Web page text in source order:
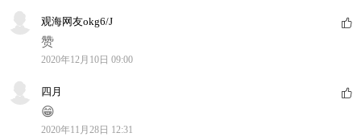
观海网友okg6/J
赞
2020年12月10日 09:00
四月
😁
2020年11月28日 12:31